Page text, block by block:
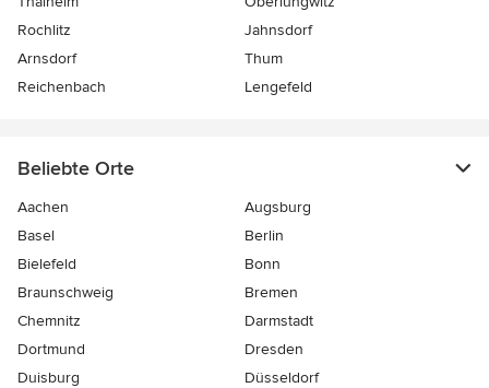
Rochlitz
Jahnsdorf
Arnsdorf
Thum
Reichenbach
Lengefeld
Beliebte Orte
Aachen
Augsburg
Basel
Berlin
Bielefeld
Bonn
Braunschweig
Bremen
Chemnitz
Darmstadt
Dortmund
Dresden
Duisburg
Düsseldorf